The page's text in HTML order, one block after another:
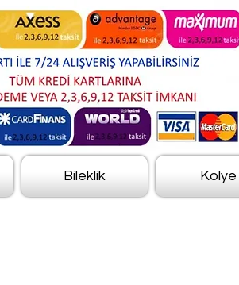
Bileklik Kolye